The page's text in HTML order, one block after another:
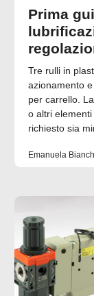
Prima
Tre rulli in
azionamento
per carrello.
o altri
richiesto sia
Emanuela